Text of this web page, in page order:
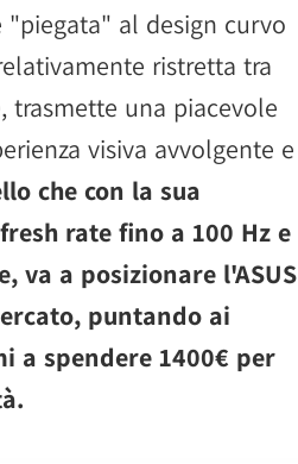
"piegata" al design curvo
ristretta tra
trasmette una piacevole
visiva avvolgente e
che con la sua
rate fino a 100 Hz e
va a posizionare l'ASUS
puntando ai
a spendere 1400€ per